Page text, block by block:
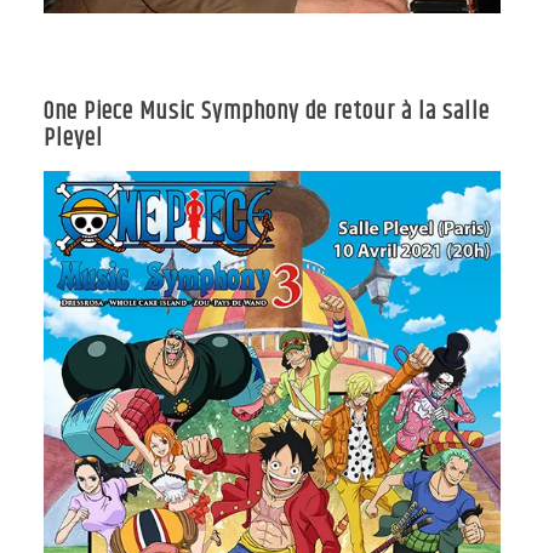
One Piece Music Symphony de retour à la salle
Pleyel